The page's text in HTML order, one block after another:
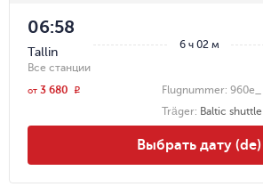
6 ч 02 м
06:58
Tallin
Все станции
Flugnummer: 960e_
Träger: Baltic shuttle
от 3 680 r
Выбрать дату (de)